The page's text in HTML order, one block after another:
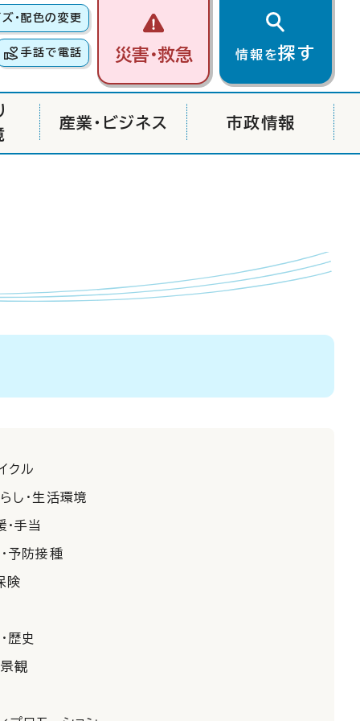
・配色の変更
手話で電話 災害・救急 情報を探す
産業・ビジネス 市政情報
クル
し・生活環境
手当
予防接種
険
歴史
観